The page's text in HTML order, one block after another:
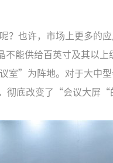
也许，市场上更多的
能供给百英寸及其以上
室”为阵地。对于大中
彻底改变了“会议大屏“